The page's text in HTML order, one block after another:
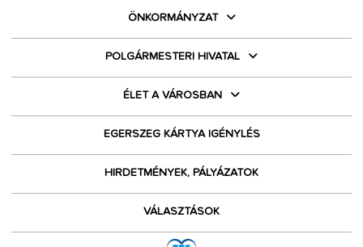
ÖNKORMÁNYZAT
POLGÁRMESTERI HIVATAL
ÉLET A VÁROSBAN
EGERSZEG KÁRTYA IGÉNYLÉS
HIRDETMÉNYEK, PÁLYÁZATOK
VÁLASZTÁSOK